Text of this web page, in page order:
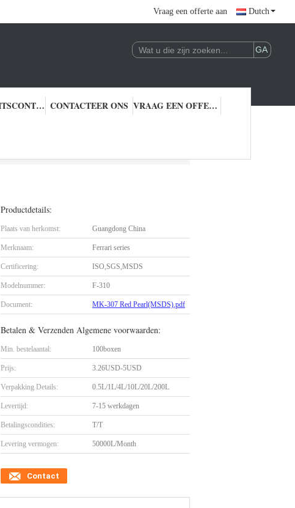
Vraag een offerte aan Dutch
KWALITEITSCONTROLE CONTACTEER ONS VRAAG EEN OFFERTE AAN
Productdetails:
Plaats van herkomst: Guangdong China
Merknaam: Ferrari series
Certificering: ISO,SGS,MSDS
Modelnummer: F-310
Document: MK-307 Red Pearl(MSDS).pdf
Betalen & Verzenden Algemene voorwaarden:
Min. bestelaantal: 100boxen
Prijs: 3.26USD-5USD
Verpakking Details: 0.5L/1L/4L/10L/20L/200L
Levertijd: 7-15 werkdagen
Betalingscondities: T/T
Levering vermogen: 50000L/Month
Contact